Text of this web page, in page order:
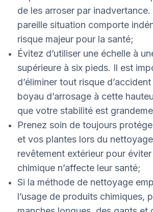
de les arroser par
pareille situation comporte
risque majeur pour la santé;
Évitez d’utiliser une échelle à
supérieure à six pieds. Il est
d’éliminer tout risque
boyau d’arrosage à cette
que votre stabilité est
Prenez soin de toujours
et vos plantes lors du
revêtement extérieur pour
chimique n’affecte leur santé;
Si la méthode de nettoyage
l’usage de produits chimiques,